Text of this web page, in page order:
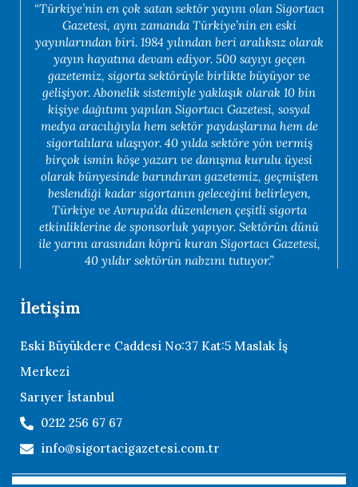
“Türkiye’nin en çok satan sektör yayını olan Sigortacı
Gazetesi, aynı zamanda Türkiye’nin en eski
yayınlarından biri. 1984 yılından beri aralıksız olarak
yayın hayatına devam ediyor. 500 sayıyı geçen
gazetemiz, sigorta sektörüyle birlikte büyüyor ve
gelişiyor. Abonelik sistemiyle yaklaşık olarak 10 bin
kişiye dağıtımı yapılan Sigortacı Gazetesi, sosyal
medya aracılığıyla hem sektör paydaşlarına hem de
sigortalılara ulaşıyor. 40 yılda sektöre yön vermiş
birçok ismin köşe yazarı ve danışma kurulu üyesi
olarak bünyesinde barındıran gazetemiz, geçmişten
beslendiği kadar sigortanın geleceğini belirleyen,
Türkiye ve Avrupa’da düzenlenen çeşitli sigorta
etkinliklerine de sponsorluk yapıyor. Sektörün dünü
ile yarını arasından köprü kuran Sigortacı Gazetesi,
40 yıldır sektörün nabzını tutuyor.”
İletişim
Eski Büyükdere Caddesi No:37 Kat:5 Maslak İş
Merkezi
Sarıyer İstanbul
0212 256 67 67
info@sigortacigazetesi.com.tr